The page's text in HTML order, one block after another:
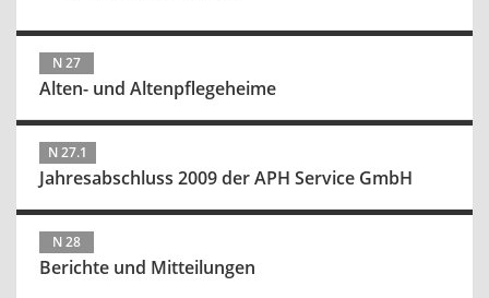
N 27
Alten- und Altenpflegeheime
N 27.1
Jahresabschluss 2009 der APH Service GmbH
N 28
Berichte und Mitteilungen